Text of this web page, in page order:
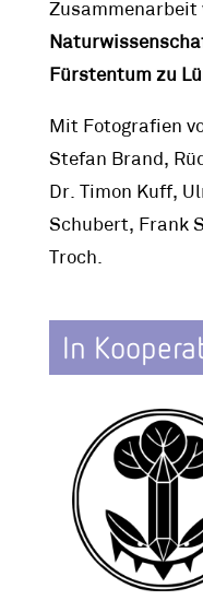
Zusammenarbeit
Fürstentum zu
Mit Fotografien
Stefan Brand,
Dr. Timon Kuff,
Schubert, Frank
Troch.
In